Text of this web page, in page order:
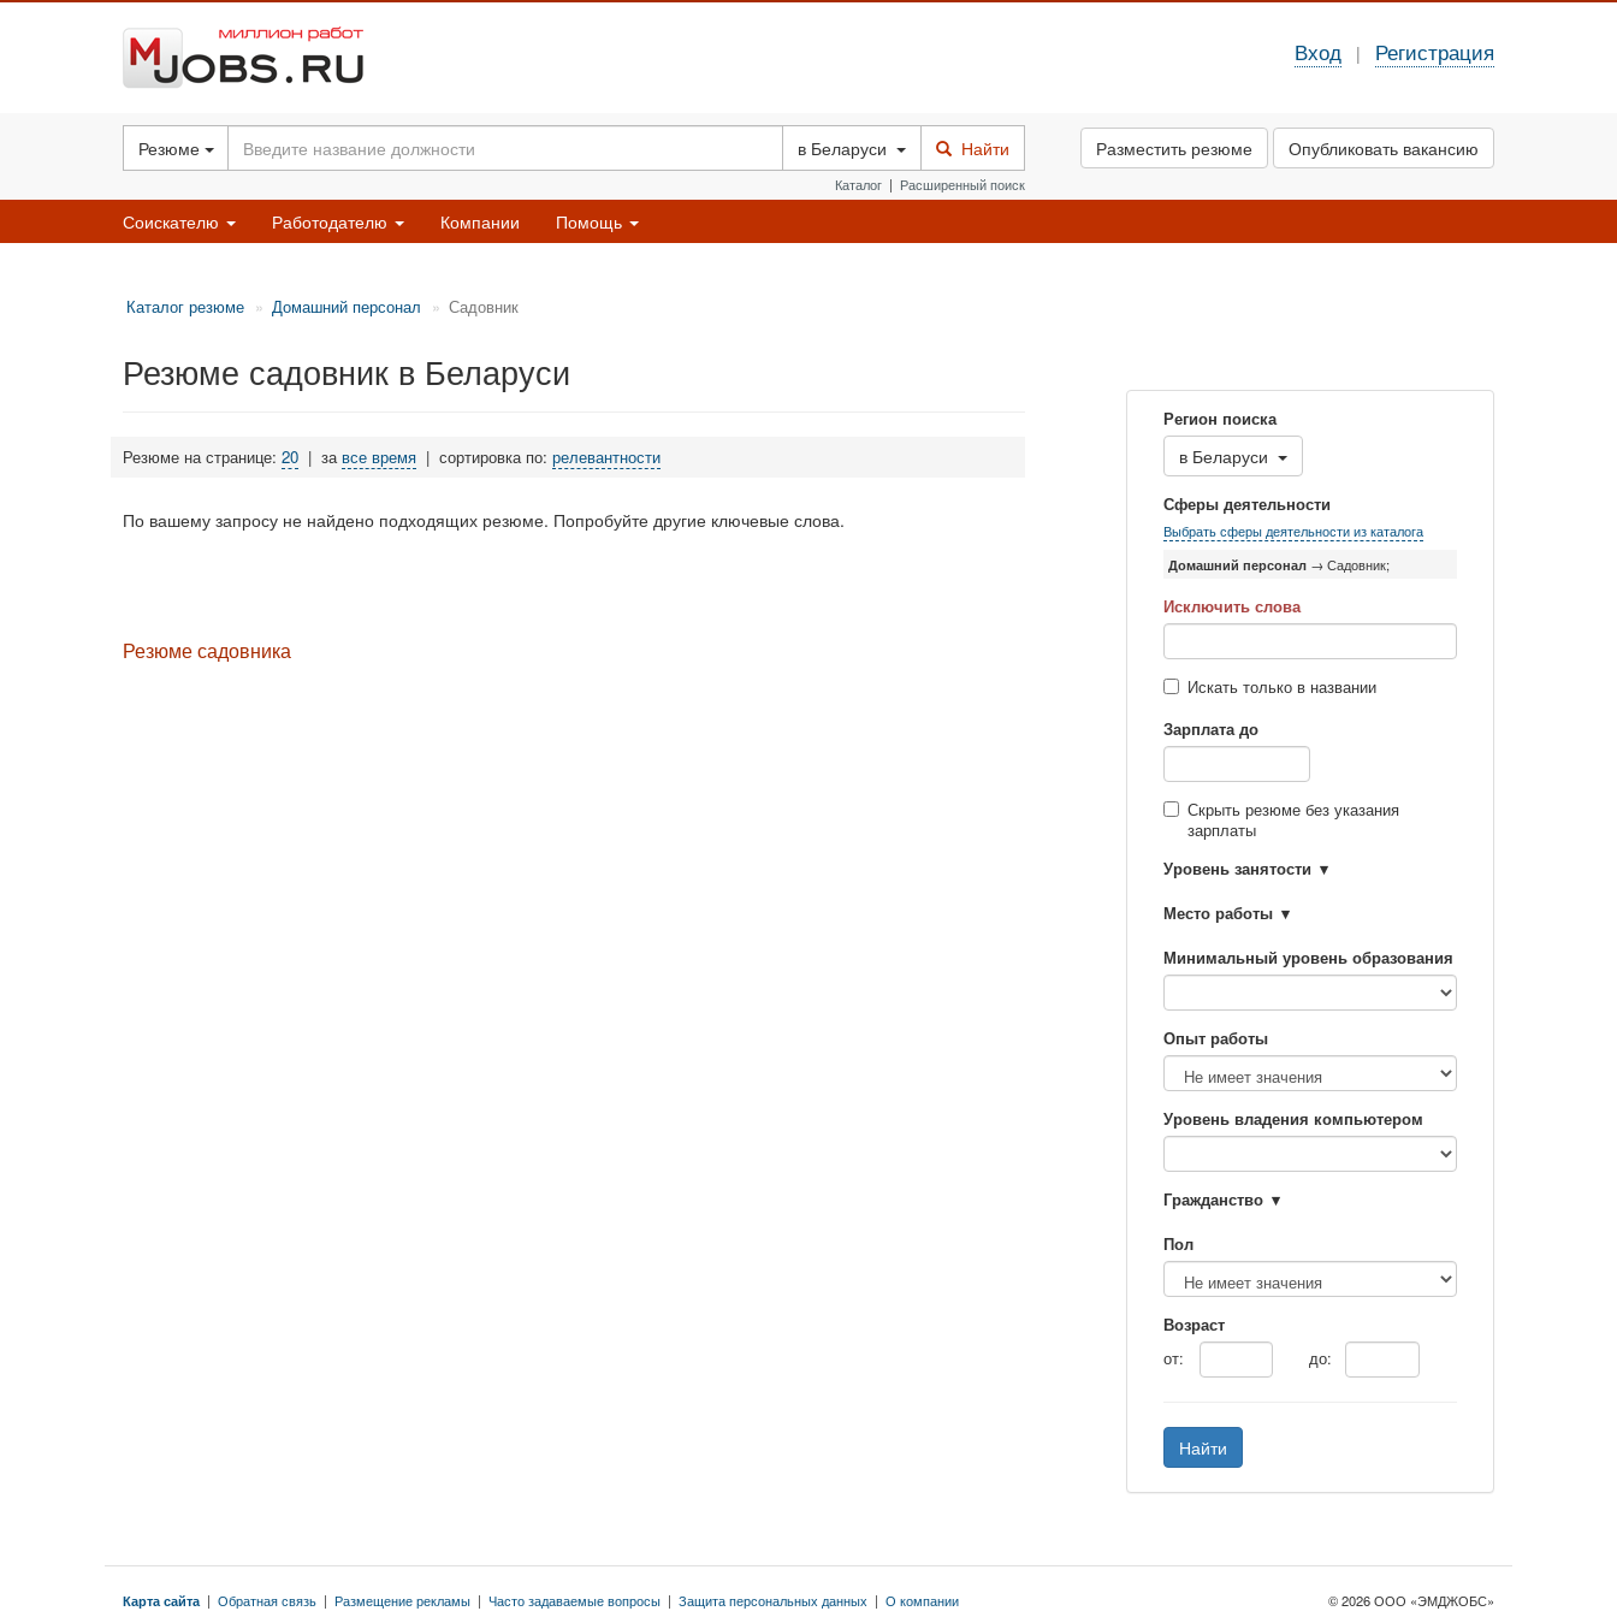
Вход | Регистрация
Резюме в Беларуси Найти
Каталог | Расширенный поиск
Разместить резюме Опубликовать вакансию
Соискателю Работодателю Компании Помощь
Каталог резюме Домашний персонал Садовник
Резюме садовник в Беларуси
Резюме на странице: 20 | за все время | сортировка по: релевантности
По вашему запросу не найдено подходящих резюме. Попробуйте другие ключевые слова.
Резюме садовника
Регион поиска
в Беларуси
Сферы деятельности
Выбрать сферы деятельности из каталога
Домашний персонал → Садовник;
Исключить слова
Искать только в названии
Зарплата до
Скрыть резюме без указания
зарплаты
Уровень занятости
Место работы
Минимальный уровень образования
Опыт работы
Уровень владения компьютером
Гражданство
Пол
Возраст
от:
до:
Найти
Карта сайта | Обратная связь | Размещение рекламы | Часто задаваемые вопросы | Защита персональных данных | О компании © 2026 ООО «ЭМДЖОБС»